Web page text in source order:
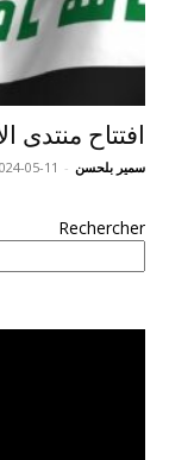
افتتاح منتدى
سمير بلحسن -
05-11
Rechercher